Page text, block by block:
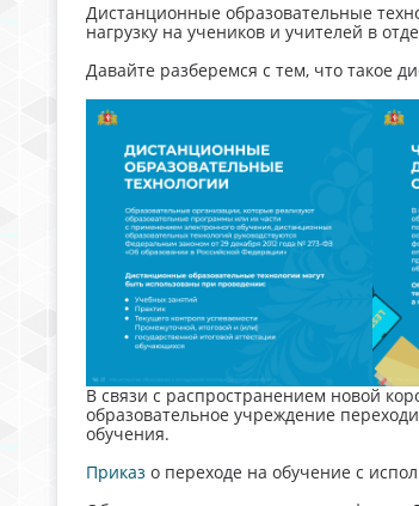
Дистанционные образовательные
нагрузку на учеников и учителей в
Давайте разберемся с тем, что такое
В связи с распространением новой
образовательное учреждение
обучения.
Приказ о переходе на обучение с